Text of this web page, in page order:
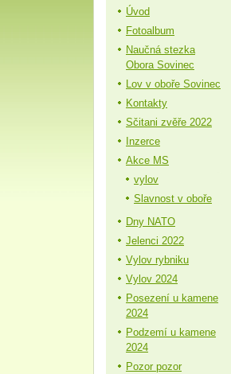
Úvod
Fotoalbum
Naučná stezka
Obora Sovinec
Lov v oboře Sovinec
Kontakty
Sčitani zvěře 2022
Inzerce
Akce MS
vylov
Slavnost v oboře
Dny NATO
Jelenci 2022
Vylov rybniku
Vylov 2024
Posezení u kamene
2024
Podzemí u kamene
2024
Pozor pozor